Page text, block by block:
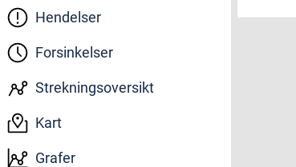
Hendelser
Forsinkelser
Strekningsoversikt
Kart
Grafer